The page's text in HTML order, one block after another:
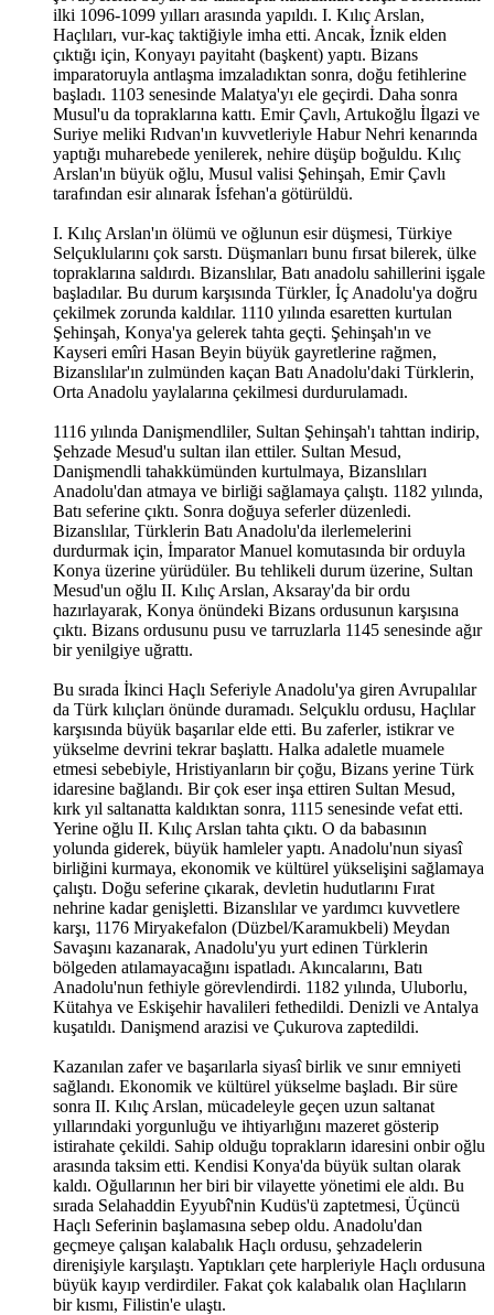
ilki 1096-1099 yılları arasında yapıldı. I. Kılıç Arslan,
Haçlıları, vur-kaç taktiğiyle imha etti. Ancak, İznik elden
çıktığı için, Konyayı payitaht (başkent) yaptı. Bizans
imparatoruyla antlaşma imzaladıktan sonra, doğu fetihlerine
başladı. 1103 senesinde Malatya'yı ele geçirdi. Daha sonra
Musul'u da topraklarına kattı. Emir Çavlı, Artukoğlu İlgazi ve
Suriye meliki Rıdvan'ın kuvvetleriyle Habur Nehri kenarında
yaptığı muharebede yenilerek, nehire düşüp boğuldu. Kılıç
Arslan'ın büyük oğlu, Musul valisi Şehinşah, Emir Çavlı
tarafından esir alınarak İsfehan'a götürüldü.
I. Kılıç Arslan'ın ölümü ve oğlunun esir düşmesi, Türkiye
Selçuklularını çok sarstı. Düşmanları bunu fırsat bilerek, ülke
topraklarına saldırdı. Bizanslılar, Batı anadolu sahillerini işgale
başladılar. Bu durum karşısında Türkler, İç Anadolu'ya doğru
çekilmek zorunda kaldılar. 1110 yılında esaretten kurtulan
Şehinşah, Konya'ya gelerek tahta geçti. Şehinşah'ın ve
Kayseri emîri Hasan Beyin büyük gayretlerine rağmen,
Bizanslılar'ın zulmünden kaçan Batı Anadolu'daki Türklerin,
Orta Anadolu yaylalarına çekilmesi durdurulamadı.
1116 yılında Danişmendliler, Sultan Şehinşah'ı tahttan indirip,
Şehzade Mesud'u sultan ilan ettiler. Sultan Mesud,
Danişmendli tahakkümünden kurtulmaya, Bizanslıları
Anadolu'dan atmaya ve birliği sağlamaya çalıştı. 1182 yılında,
Batı seferine çıktı. Sonra doğuya seferler düzenledi.
Bizanslılar, Türklerin Batı Anadolu'da ilerlemelerini
durdurmak için, İmparator Manuel komutasında bir orduyla
Konya üzerine yürüdüler. Bu tehlikeli durum üzerine, Sultan
Mesud'un oğlu II. Kılıç Arslan, Aksaray'da bir ordu
hazırlayarak, Konya önündeki Bizans ordusunun karşısına
çıktı. Bizans ordusunu pusu ve tarruzlarla 1145 senesinde ağır
bir yenilgiye uğrattı.
Bu sırada İkinci Haçlı Seferiyle Anadolu'ya giren Avrupalılar
da Türk kılıçları önünde duramadı. Selçuklu ordusu, Haçlılar
karşısında büyük başarılar elde etti. Bu zaferler, istikrar ve
yükselme devrini tekrar başlattı. Halka adaletle muamele
etmesi sebebiyle, Hristiyanların bir çoğu, Bizans yerine Türk
idaresine bağlandı. Bir çok eser inşa ettiren Sultan Mesud,
kırk yıl saltanatta kaldıktan sonra, 1115 senesinde vefat etti.
Yerine oğlu II. Kılıç Arslan tahta çıktı. O da babasının
yolunda giderek, büyük hamleler yaptı. Anadolu'nun siyasî
birliğini kurmaya, ekonomik ve kültürel yükselişini sağlamaya
çalıştı. Doğu seferine çıkarak, devletin hudutlarını Fırat
nehrine kadar genişletti. Bizanslılar ve yardımcı kuvvetlere
karşı, 1176 Miryakefalon (Düzbel/Karamukbeli) Meydan
Savaşını kazanarak, Anadolu'yu yurt edinen Türklerin
bölgeden atılamayacağını ispatladı. Akıncalarını, Batı
Anadolu'nun fethiyle görevlendirdi. 1182 yılında, Uluborlu,
Kütahya ve Eskişehir havalileri fethedildi. Denizli ve Antalya
kuşatıldı. Danişmend arazisi ve Çukurova zaptedildi.
Kazanılan zafer ve başarılarla siyasî birlik ve sınır emniyeti
sağlandı. Ekonomik ve kültürel yükselme başladı. Bir süre
sonra II. Kılıç Arslan, mücadeleyle geçen uzun saltanat
yıllarındaki yorgunluğu ve ihtiyarlığını mazeret gösterip
istirahate çekildi. Sahip olduğu toprakların idaresini onbir oğlu
arasında taksim etti. Kendisi Konya'da büyük sultan olarak
kaldı. Oğullarının her biri bir vilayette yönetimi ele aldı. Bu
sırada Selahaddin Eyyubî'nin Kudüs'ü zaptetmesi, Üçüncü
Haçlı Seferinin başlamasına sebep oldu. Anadolu'dan
geçmeye çalışan kalabalık Haçlı ordusu, şehzadelerin
direnişiyle karşılaştı. Yaptıkları çete harpleriyle Haçlı ordusuna
büyük kayıp verdirdiler. Fakat çok kalabalık olan Haçlıların
bir kısmı, Filistin'e ulaştı.